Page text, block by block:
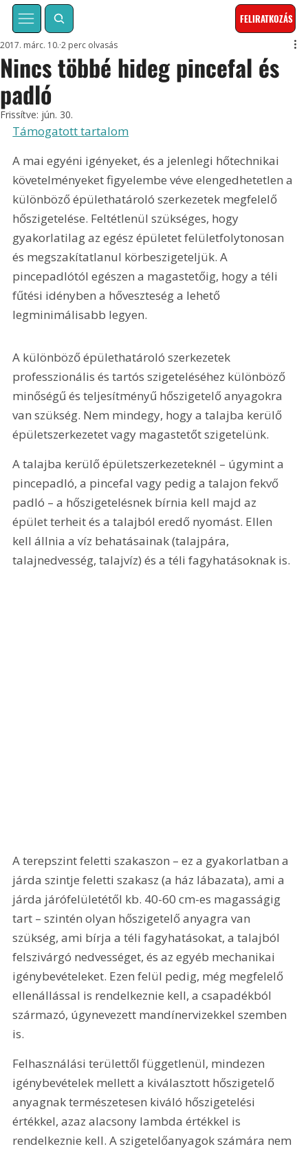
FELIRATKOZÁS
Nincs többé hideg pincefal és
padló
2017. márc. 10. 2 perc olvasás
Frissítve: jún. 30.
Támogatott tartalom
A mai egyéni igényeket, és a jelenlegi hőtechnikai
követelményeket figyelembe véve elengedhetetlen a
különböző épülethatároló szerkezetek megfelelő
hőszigetelése. Feltétlenül szükséges, hogy
gyakorlatilag az egész épületet felületfolytonosan
és megszakítatlanul körbeszigeteljük. A
pincepadlótól egészen a magastetőig, hogy a téli
fűtési idényben a hőveszteség a lehető
legminimálisabb legyen.
A különböző épülethatároló szerkezetek
professzionális és tartós szigeteléséhez különböző
minőségű és teljesítményű hőszigetelő anyagokra
van szükség. Nem mindegy, hogy a talajba kerülő
épületszerkezetet vagy magastetőt szigetelünk.
A talajba kerülő épületszerkezeteknél – úgymint a
pincepadló, a pincefal vagy pedig a talajon fekvő
padló – a hőszigetelésnek bírnia kell majd az
épület terheit és a talajból eredő nyomást. Ellen
kell állnia a víz behatásainak (talajpára,
talajnedvesség, talajvíz) és a téli fagyhatásoknak is.
A terepszint feletti szakaszon – ez a gyakorlatban a
járda szintje feletti szakasz (a ház lábazata), ami a
járda járófelületétől kb. 40-60 cm-es magasságig
tart – szintén olyan hőszigetelő anyagra van
szükség, ami bírja a téli fagyhatásokat, a talajból
felszivárgó nedvességet, és az egyéb mechanikai
igénybevételeket. Ezen felül pedig, még megfelelő
ellenállással is rendelkeznie kell, a csapadékból
származó, úgynevezett mandínervizekkel szemben
is.
Felhasználási területtől függetlenül, mindezen
igénybevételek mellett a kiválasztott hőszigetelő
anyagnak természetesen kiváló hőszigetelési
értékkel, azaz alacsony lambda értékkel is
rendelkeznie kell. A szigetelőanyagok számára nem